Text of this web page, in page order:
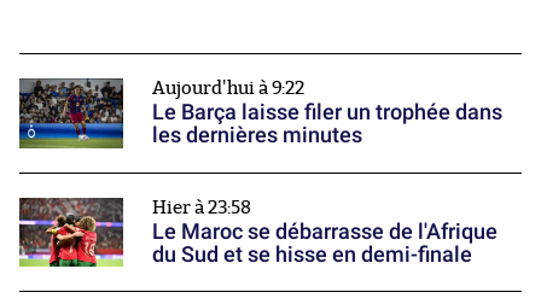
Aujourd'hui à 9:22
Le Barça laisse filer un trophée dans
les dernières minutes
Hier à 23:58
Le Maroc se débarrasse de l'Afrique
du Sud et se hisse en demi-finale